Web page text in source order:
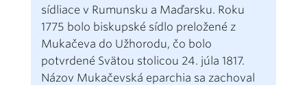
sídliace v Rumunsku a Maďarsku. Roku
1775 bolo biskupské sídlo preložené z
Mukačeva do Užhorodu, čo bolo
potvrdené Svätou stolicou 24. júla 1817.
Názov Mukačevská eparchia sa zachoval